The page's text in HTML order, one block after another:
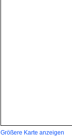
Größere Karte anzeigen